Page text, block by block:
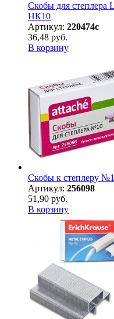
Скобы для степлера
НК10
Артикул: 220474с
36,48 руб.
В корзину
Скобы к степлеру
Артикул: 256098
51,90 руб.
В корзину